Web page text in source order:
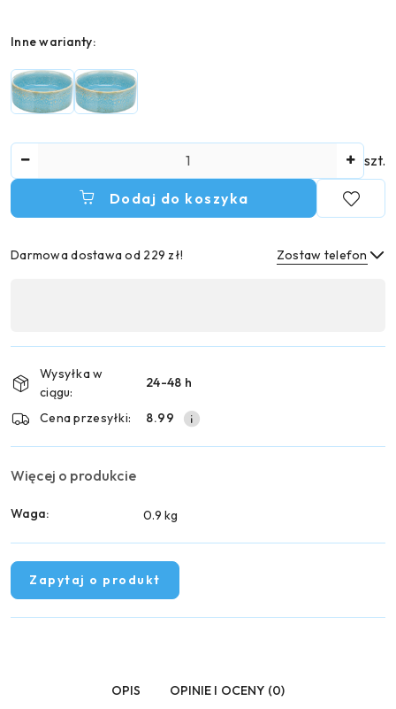
Wariant
Inne warianty:
szt.
Dodaj do koszyka
Darmowa dostawa od 229 zł! Zostaw telefon
płatność
dostawa
Wysyłka w
ciągu:
24-48 h
Cena przesyłki: 8.99
Więcej o produkcie
Waga: 0.9 kg
Zapytaj o produkt
OPIS OPINIE I OCENY (0)